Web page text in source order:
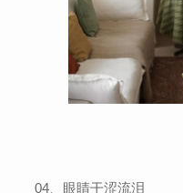
04、眼睛干涩流泪